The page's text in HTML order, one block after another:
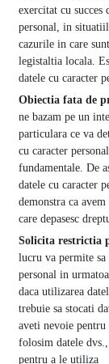
exercitat cu
personal, in
cazurile in care
legistaltia locala.
datele cu caracter
Obiectia fata de
ne bazam pe un
particulara ce va
cu caracter
fundamentale. De
datele cu caracter
demonstra ca
care depasesc
Solicita restrictia
lucru va permite sa
personal in
daca utilizarea
trebuie sa stocati
aveti nevoie
folosim datele
pentru a le utiliza